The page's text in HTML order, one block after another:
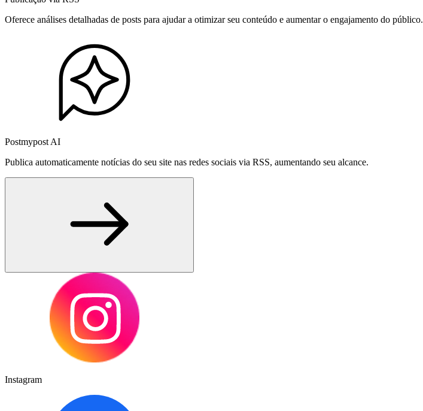
Oferece análises detalhadas de posts para ajudar a otimizar seu conteúdo e aumentar o engajamento do público.
Postmypost AI
Publica automaticamente notícias do seu site nas redes sociais via RSS, aumentando seu alcance.
Instagram